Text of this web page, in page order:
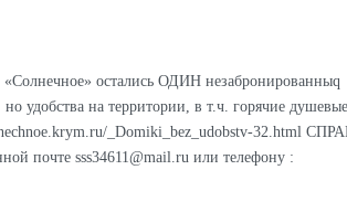
остались ОДИН незабронированныq
удобства на территории, в т.ч. горячие
_Domiki_bez_udobstv-32.html
почте sss34611@mail.ru или телефону :